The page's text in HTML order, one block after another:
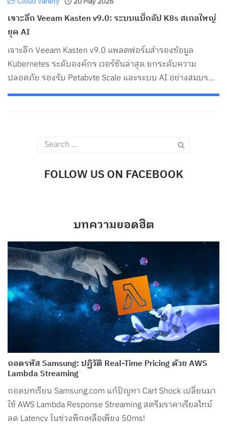
Search
for:
เจาะลึก Veeam Kasten v9.0: ระบบแบ็กอัป K8s สเกลใหญ่
ยุค AI
เจาะลึก Veeam Kasten v9.0 แพลตฟอร์มสำรองข้อมูล
Kubernetes ระดับองค์กร เวอร์ชันล่าสุด ยกระดับความ
ปลอดภัย รองรับ Petabyte Scale และระบบ AI อย่างสมบูรณ์
แบบ
Search
for:
FOLLOW US ON FACEBOOK
บทความยอดฮิต
ถอดรหัส Samsung: ปฏิวัติ Real-Time Pricing ด้วย AWS
Lambda Streaming
ถอดบทเรียน Samsung.com แก้ปัญหา Cart Shock เปลี่ยนมา
ใช้ AWS Lambda Response Streaming สตรีมราคาเรียลไทม์
ลด Latency ในช่วงพีกเหลือเพียง 50ms!